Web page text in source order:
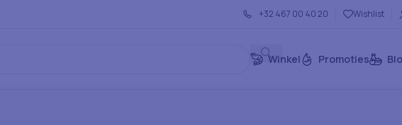
+32 467 00 40 20 Wishlist
Winkel Promoties